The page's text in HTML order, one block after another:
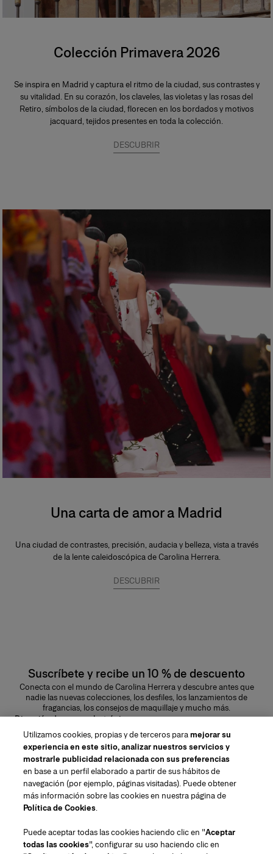
Colección Primavera 2026
Se inspira en Madrid y captura el ritmo de la ciudad, sus contrastes y
su vitalidad. En su corazón, los claveles, las violetas y las rosas del
Retiro, símbolos de la ciudad, florecen en los bordados y motivos
jacquard, tejidos presentes en toda la colección.
DESCUBRIR
Una carta de amor a Madrid
Una ciudad de contrastes, precisión, audacia y belleza, vista a través
de la lente caleidoscópica de Carolina Herrera.
DESCUBRIR
Suscríbete y recibe un 10 % de descuento
Conecta con el mundo de Carolina Herrera y descubre antes que
nadie las nuevas colecciones, los desfiles, los lanzamientos de
fragancias, los consejos de maquillaje y mucho más.
Dirección de correo electrónico
ENVIAR
Región/Idioma
Atención al cliente
Utilizamos cookies, propias y de terceros paramejorar su
experiencia en este sitio, analizar nuestros servicios y
mostrarle publicidad relacionada con sus preferencias
en base a un perfil elaborado a partir de sus hábitos de
navegación (por ejemplo, páginas visitadas). Puede obtener
más información sobre las cookies en nuestra página de
Política de Cookies.
Puede aceptar todas las cookies haciendo clic en "Aceptar
todas las cookies", configurar su uso haciendo clic en